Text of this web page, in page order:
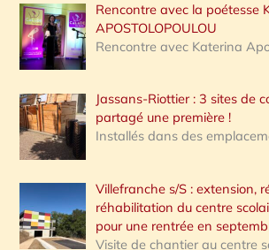
Rencontre avec la poétesse
APOSTOLOPOULOU
Rencontre avec Katerina
Jassans-Riottier : 3 sites de
partagé une première !
Installés dans des
Villefranche s/S : extension,
réhabilitation du centre
pour une rentrée en
Visite de chantier au centre